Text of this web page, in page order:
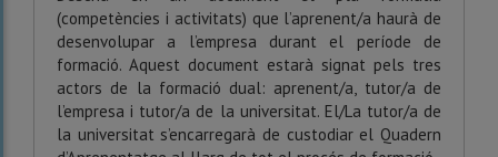
(competències i activitats) que l’aprenent/a haurà de
desenvolupar a l’empresa durant el període de
formació. Aquest document estarà signat pels tres
actors de la formació dual: aprenent/a, tutor/a de
l’empresa i tutor/a de la universitat. El/La tutor/a de
la universitat s’encarregarà de custodiar el Quadern